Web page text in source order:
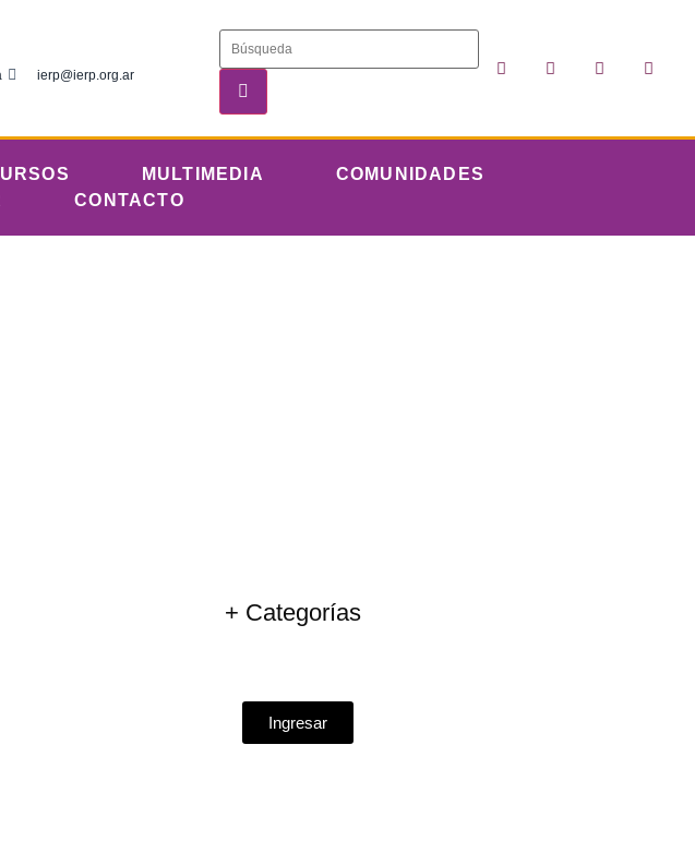
ierp@ierp.org.ar
MULTIMEDIA
COMUNIDADES
CONTACTO
+ Categorías
Ingresar